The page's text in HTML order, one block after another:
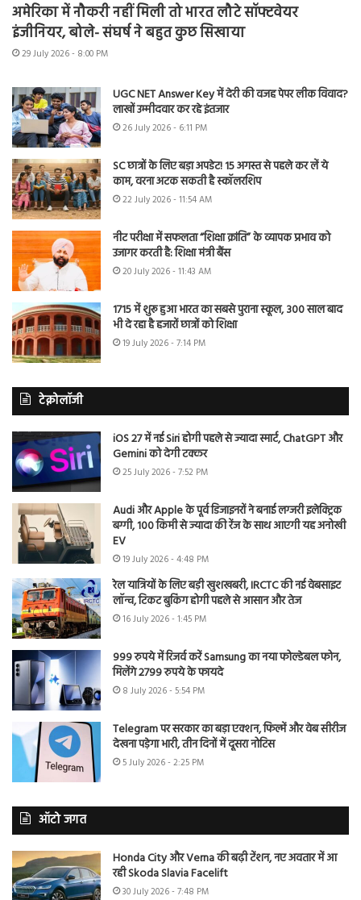
अमेरिका में नौकरी नहीं मिली तो भारत लौटे सॉफ्टवेयर
इंजीनियर, बोले- संघर्ष ने बहुत कुछ सिखाया
29 July 2026 - 8:00 PM
UGC NET Answer Key में देरी की वजह पेपर लीक विवाद?
लाखों उम्मीदवार कर रहे इंतजार
26 July 2026 - 6:11 PM
SC छात्रों के लिए बड़ा अपडेट! 15 अगस्त से पहले कर लें ये
काम, वरना अटक सकती है स्कॉलरशिप
22 July 2026 - 11:54 AM
नीट परीक्षा में सफलता “शिक्षा क्रांति” के व्यापक प्रभाव को
उजागर करती है: शिक्षा मंत्री बैंस
20 July 2026 - 11:43 AM
1715 में शुरू हुआ भारत का सबसे पुराना स्कूल, 300 साल बाद
भी दे रहा है हजारों छात्रों को शिक्षा
19 July 2026 - 7:14 PM
टेक्नोलॉजी
iOS 27 में नई Siri होगी पहले से ज्यादा स्मार्ट, ChatGPT और
Gemini को देगी टक्कर
25 July 2026 - 7:52 PM
Audi और Apple के पूर्व डिजाइनरों ने बनाई लग्जरी इलेक्ट्रिक
बग्गी, 100 किमी से ज्यादा की रेंज के साथ आएगी यह अनोखी
EV
19 July 2026 - 4:48 PM
रेल यात्रियों के लिए बड़ी खुशखबरी, IRCTC की नई वेबसाइट
लॉन्च, टिकट बुकिंग होगी पहले से आसान और तेज
16 July 2026 - 1:45 PM
999 रुपये में रिजर्व करें Samsung का नया फोल्डेबल फोन,
मिलेंगे 2799 रुपये के फायदे
8 July 2026 - 5:54 PM
Telegram पर सरकार का बड़ा एक्शन, फिल्में और वेब सीरीज
देखना पड़ेगा भारी, तीन दिनों में दूसरा नोटिस
5 July 2026 - 2:25 PM
ऑटो जगत
Honda City और Verna की बढ़ी टेंशन, नए अवतार में आ
रही Skoda Slavia Facelift
30 July 2026 - 7:48 PM